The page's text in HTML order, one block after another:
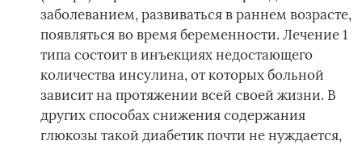
заболеванием, развиваться в раннем возрасте,
появляться во время беременности. Лечение 1
типа состоит в инъекциях недостающего
количества инсулина, от которых больной
зависит на протяжении всей своей жизни. В
других способах снижения содержания
глюкозы такой диабетик почти не нуждается,